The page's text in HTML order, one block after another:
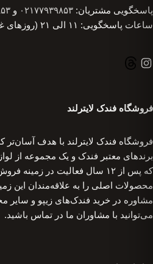
پاسخگویی مشتریان: ۰۲۱۷۷۹۳۹۸۵۳ و
ساعات پاسخگویی: ۱۱ الی ۲۱ (روزهای غیر تعطیل)
فروشگاه فندک لایترلند
فروشگاه فندک لایترلند با هدف آسان‌تر
برندهای معتبر فندک و یک مجموعه از
که پس از ۱۲ سال فعالیت در
محصولات اصلی را به علاقه‌مندان این
مشاوره در خرید فندک‌های زیپو و سایر
می‌توانید با مشاوران ما در تماس باشید.